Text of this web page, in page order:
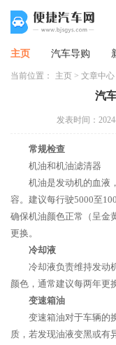
主页 汽车导购
当前位置： 主页 > 文章中心
汽
发表时间：
常规检查
机油和机油滤清器
机油是发动机的血液
容。建议每行驶5000至
确保机油颜色正常（呈金
更换。
冷却液
冷却液负责维持发动
颜色，通常建议每两年更
变速箱油
变速箱油对于车辆的
质，若发现油液变黑或有